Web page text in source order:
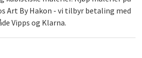
Art By Hakon - vi tilbyr betaling med
Vipps og Klarna.